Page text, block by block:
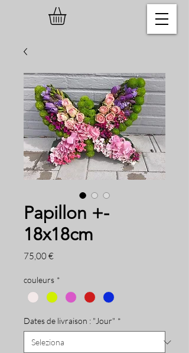
Papillon +-
18x18cm
75,00 €Prezzo
couleurs *
Dates de livraison : "Jour" *